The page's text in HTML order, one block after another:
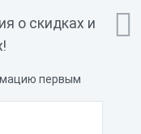

о скидках и
первым